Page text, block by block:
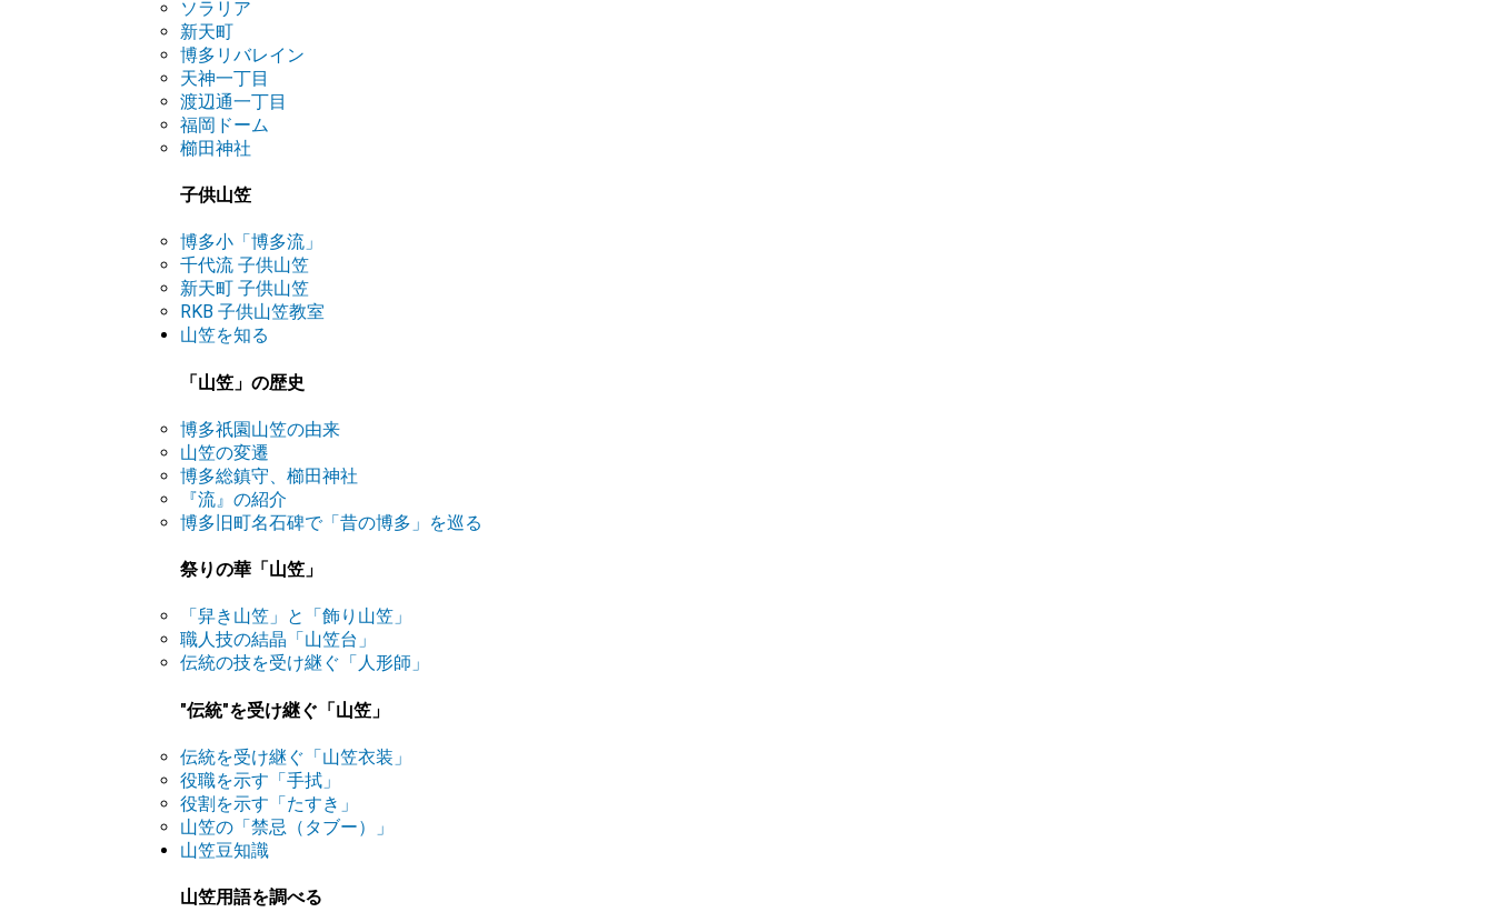
ソラリア
新天町
博多リバレイン
天神一丁目
渡辺通一丁目
福岡ドーム
櫛田神社
子供山笠
博多小「博多流」
千代流 子供山笠
新天町 子供山笠
RKB 子供山笠教室
山笠を知る
「山笠」の歴史
博多祇園山笠の由来
山笠の変遷
博多総鎮守、櫛田神社
『流』の紹介
博多旧町名石碑で「昔の博多」を巡る
祭りの華「山笠」
「舁き山笠」と「飾り山笠」
職人技の結晶「山笠台」
伝統の技を受け継ぐ「人形師」
"伝統"を受け継ぐ「山笠」
伝統を受け継ぐ「山笠衣装」
役職を示す「手拭」
役割を示す「たすき」
山笠の「禁忌（タブー）」
山笠豆知識
山笠用語を調べる